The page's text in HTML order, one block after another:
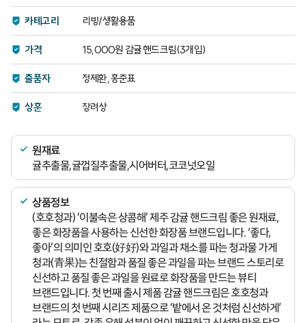
카테고리 리빙/생활용품
가격 15,000원 감귤 핸드크림(3개입)
출품자 정제환, 홍준표
상훈 장려상
원재료
귤추출물,귤껍질추출물,시어버터,코코넛오일
상품정보
(호호청과) ‘이불속은 상콤해’ 제주 감귤 핸드크림 좋은 원재료,
좋은 화장품을 사용하는 신선한 화장품 브랜드입니다. ‘좋다,
좋아’의 의미인 호호(好好)와 과일과 채소를 파는 청과물 가게
청과(青果)는 친절함과 품질 좋은 과일을 파는 브랜드 스토리로
신선하고 품질 좋은 과일을 원료로 화장품을 만드는 뷰티
브랜드입니다. 첫 번째 출시 제품 감귤 핸드크림은 호호청과
브랜드의 첫 번째 시리즈 제품으로 ‘밭에서 온 것처럼 신선하게’